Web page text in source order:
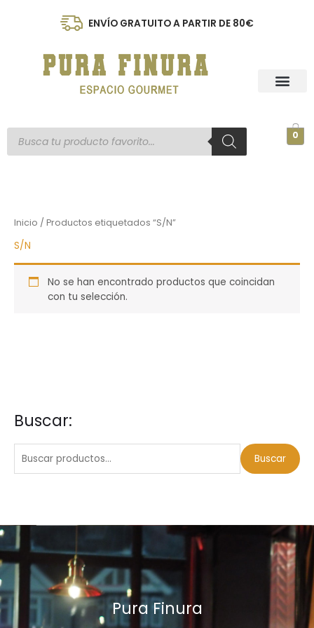
ENVÍO GRATUITO A PARTIR DE 80€
Búsqueda
de
productos
0
Buscar:
B
c
o
r
:
Buscar
Inicio / Productos etiquetados “S/N”
S/N
No se han encontrado productos que coincidan
con tu selección.
Pura Finura